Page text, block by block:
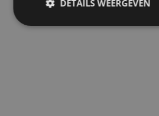
DETAILS WEERGEVEN